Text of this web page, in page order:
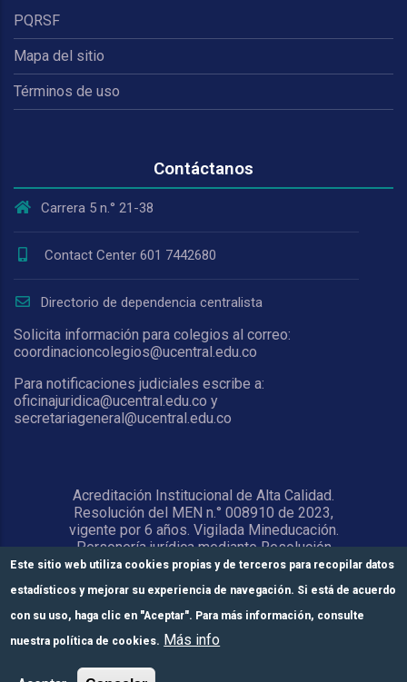
PQRSF
Mapa del sitio
Términos de uso
Contáctanos
Carrera 5 n.° 21-38
Contact Center 601 7442680
Directorio de dependencia centralista
Solicita información para colegios al correo:
coordinacioncolegios@ucentral.edu.co
Para notificaciones judiciales escribe a:
oficinajuridica@ucentral.edu.co y
secretariageneral@ucentral.edu.co
Acreditación Institucional de Alta Calidad.
Resolución del MEN n.° 008910 de 2023,
vigente por 6 años. Vigilada Mineducación.
Personería jurídica mediante Resolución
1876 del 5 de junio de 1967. Reconocida
como Universidad por el Ministerio de
Educación Nacional mediante Resolución
15818 del 31 de octubre de 1978.
© Universidad Central 2026
Formulario de
Este sitio web utiliza cookies propias y de terceros para recopilar datos
estadísticos y mejorar su experiencia de navegación. Si está de acuerdo
con su uso, haga clic en "Aceptar". Para más información, consulte
nuestra política de cookies. Más info